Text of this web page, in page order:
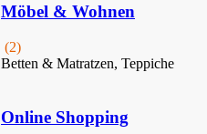
Online Shopping
Möbel & Wohnen
(2)
Betten & Matratzen, Teppiche
Online Shopping